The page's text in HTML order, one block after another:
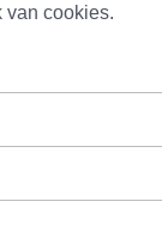
van cookies.